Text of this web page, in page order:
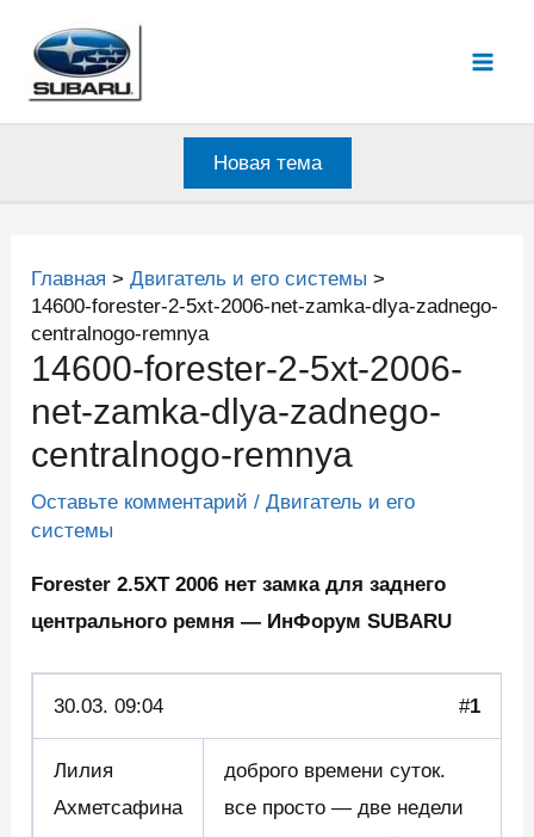
содержимому
Новая тема
Главная
Двигатель и его системы
14600-forester-2-5xt-2006-net-zamka-dlya-zadnego-
centralnogo-remnya
14600-forester-2-5xt-2006-
net-zamka-dlya-zadnego-
centralnogo-remnya
Оставьте комментарий /Двигатель и его
системы
Forester 2.5XT 2006 нет замка для заднего
центрального ремня — ИнФорум SUBARU
30.03. 09:04 #1
Лилия
Ахметсафина
доброго времени суток.
все просто — две недели